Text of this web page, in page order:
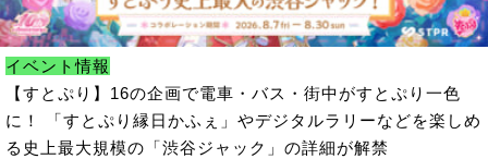
イベント情報
【すとぷり】16の企画で電車・バス・街中がすとぷり一色
に！ 「すとぷり縁日かふぇ」やデジタルラリーなどを楽しめ
る史上最大規模の「渋谷ジャック」の詳細が解禁